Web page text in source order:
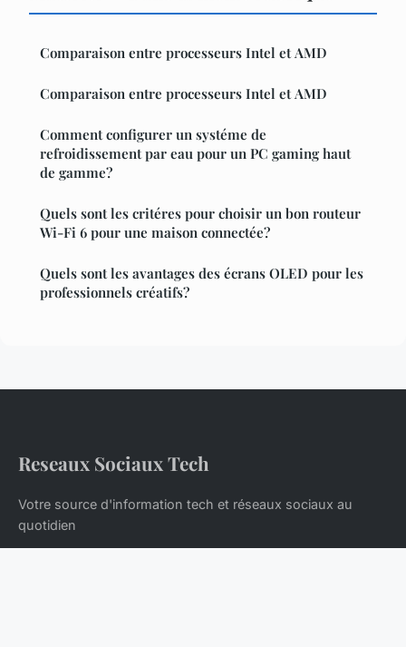
Comparaison entre processeurs Intel et AMD
Comparaison entre processeurs Intel et AMD
Comment configurer un systéme de
refroidissement par eau pour un PC gaming haut
de gamme?
Quels sont les critéres pour choisir un bon routeur
Wi-Fi 6 pour une maison connectée?
Quels sont les avantages des écrans OLED pour les
professionnels créatifs?
Reseaux Sociaux Tech
Votre source d'information tech et réseaux sociaux au
quotidien